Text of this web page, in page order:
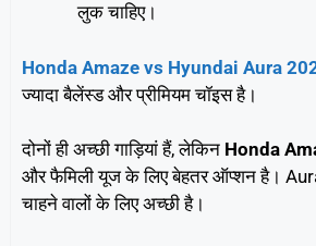
लुक चाहिए।
Honda Amaze vs Hyundai Aura
ज्यादा बैलेंस्ड और प्रीमियम चॉइस है।
दोनों ही अच्छी गाड़ियां हैं, लेकिन Honda
और फैमिली यूज के लिए बेहतर ऑप्शन है।
चाहने वालों के लिए अच्छी है।